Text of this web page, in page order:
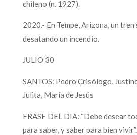
chileno (n. 1927).
2020.- En Tempe, Arizona, un
desatando un incendio.
JULIO 30
SANTOS: Pedro Crisólogo,
Julita, María de Jesús
FRASE DEL DIA: “Debe desear
para saber, y saber para bien vivir”.